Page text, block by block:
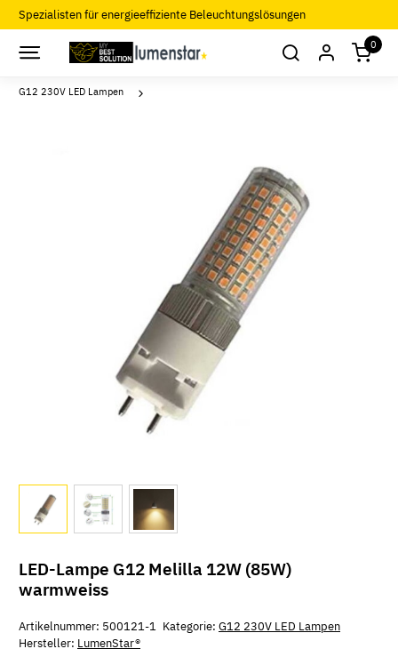
Spezialisten für energieeffiziente Beleuchtungslösungen
0
G12 230V LED Lampen
LED-Lampe G12 Melilla 12W (85W)
warmweiss
Artikelnummer: 500121-1 Kategorie: G12 230V LED Lampen
Hersteller: LumenStar®